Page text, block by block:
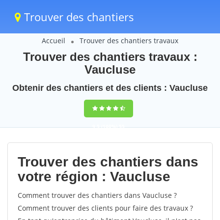
Trouver des chantiers
Accueil Trouver des chantiers travaux
Trouver des chantiers travaux :
Vaucluse
Obtenir des chantiers et des clients : Vaucluse
9,5(100%)55
votes
Trouver des chantiers dans
votre région : Vaucluse
Comment trouver des chantiers dans Vaucluse ?
Comment trouver des clients pour faire des travaux ?